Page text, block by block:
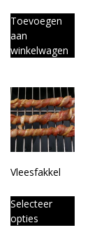
Toevoegen
aan
winkelwagen
Vleesfakkel
Selecteer
opties